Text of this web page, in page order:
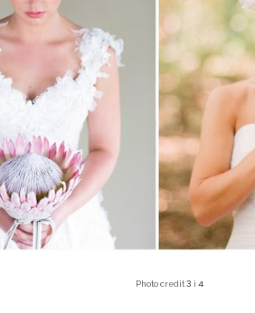
Photo credit3 i4